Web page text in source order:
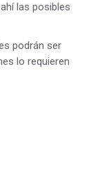
las posibles
podrán ser
lo requieren